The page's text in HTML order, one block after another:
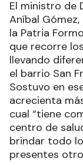
El ministro de
Aníbal
la Patria
que recorre
llevando
el barrio San
Sostuvo en
acrecienta
cual “tiene
centro de
brindar todo
presentes